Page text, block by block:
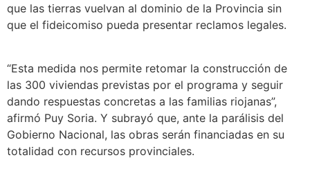
que las tierras vuelvan al dominio de la Provincia sin
que el fideicomiso pueda presentar reclamos legales.
“Esta medida nos permite retomar la construcción de
las 300 viviendas previstas por el programa y seguir
dando respuestas concretas a las familias riojanas”,
afirmó Puy Soria. Y subrayó que, ante la parálisis del
Gobierno Nacional, las obras serán financiadas en su
totalidad con recursos provinciales.